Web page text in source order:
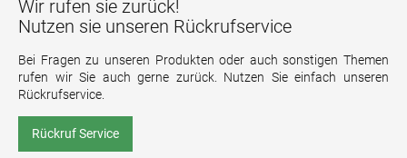
Wir rufen sie zurück!
Nutzen sie unseren Rückrufservice
Bei Fragen zu unseren Produkten oder auch sonstigen Themen
rufen wir Sie auch gerne zurück. Nutzen Sie einfach unseren
Rückrufservice.
Rückruf Service